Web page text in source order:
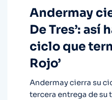
Andermay
De Tres’: así
ciclo que
Rojo’
Andermay cierra su
tercera entrega de su